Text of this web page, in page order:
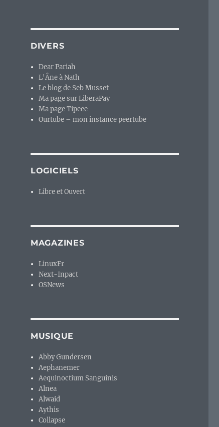
DIVERS
Dear Pariah
L'Âne à Nath
Le blog de Seb Musset
Ma page sur LiberaPay
Ma page Tipeee
Ourtube – mon instance peertube
LOGICIELS
Libre et Ouvert
MAGAZINES
LinuxFr
Next-Inpact
OSNews
MUSIQUE
Abby Gundersen
Aephanemer
Aequinoctium Sanguinis
Alnea
Alwaid
Aythis
Collapse